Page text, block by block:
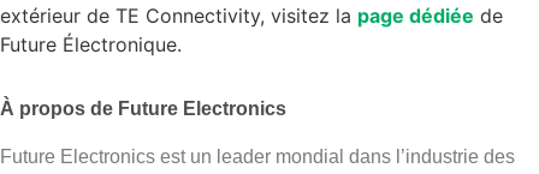
extérieur de TE Connectivity, visitez la page dédiée de
Future Électronique.
À propos de Future Electronics
Future Electronics est un leader mondial dans l’industrie des